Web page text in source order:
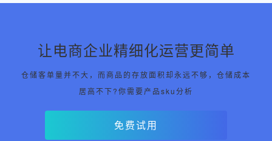
让电商企业精细化运营更简单
仓储客单量并不大，而商品的存放面积却永远不够，仓储成本
居高不下?你需要产品sku分析
免费试用